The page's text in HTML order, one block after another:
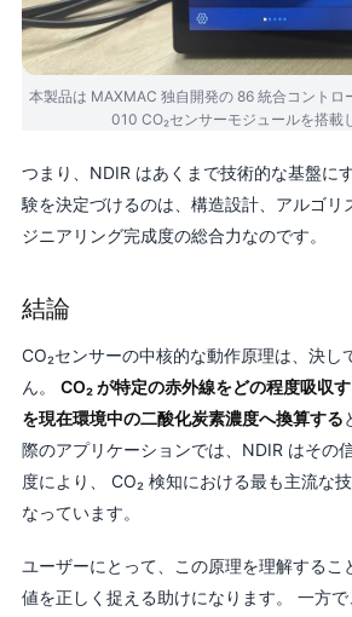
本製品は MAXMAC 独自開発の 86 統合コント
010 CO₂センサーモジュールを搭載
つまり、NDIR はあくまで技術的な基盤に
験を決定づけるのは、構造設計、アルゴリ
ジニアリング完成度の総合力なのです。
結論
CO₂センサーの中核的な動作原理は、決し
ん。 CO₂ が特定の赤外線をどの程度吸収
を現在環境中の二酸化炭素濃度へ換算する
際のアプリケーションでは、NDIR はその
度により、 CO₂ 検知における最も主流な
なっています。
ユーザーにとって、この原理を理解するこ
値を正しく捉える助けになります。 一方